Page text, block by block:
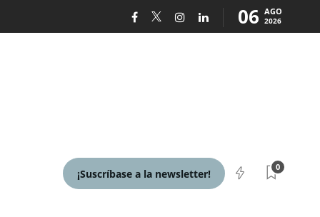
06 AGO
2026
¡Suscríbase a la newsletter!
0